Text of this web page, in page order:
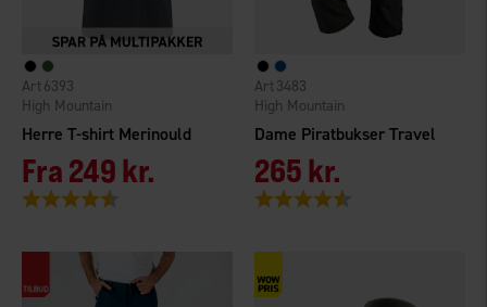
Herre T-shirt Merinould
High Mountain
6393
Fra249 kr.
Vurdering:
Dame Piratbukser Travel
High Mountain
3483
265 kr.
Vurdering: